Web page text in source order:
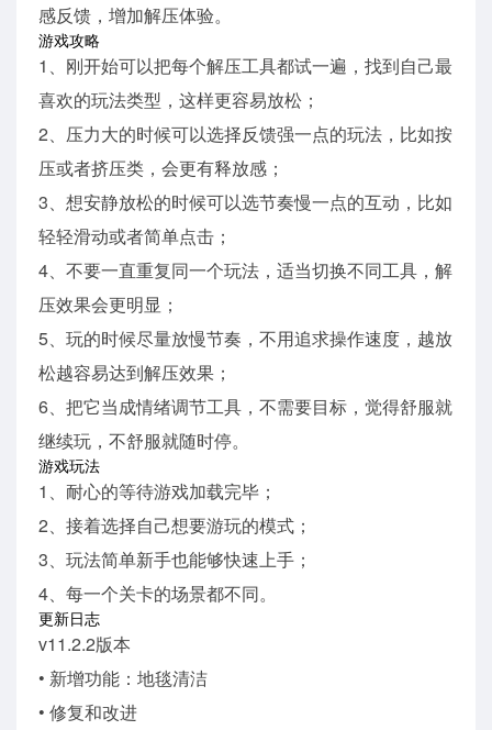
感反馈，增加解压体验。
游戏攻略
1、刚开始可以把每个解压工具都试一遍，找到自己最
喜欢的玩法类型，这样更容易放松；
2、压力大的时候可以选择反馈强一点的玩法，比如按
压或者挤压类，会更有释放感；
3、想安静放松的时候可以选节奏慢一点的互动，比如
轻轻滑动或者简单点击；
4、不要一直重复同一个玩法，适当切换不同工具，解
压效果会更明显；
5、玩的时候尽量放慢节奏，不用追求操作速度，越放
松越容易达到解压效果；
6、把它当成情绪调节工具，不需要目标，觉得舒服就
继续玩，不舒服就随时停。
游戏玩法
1、耐心的等待游戏加载完毕；
2、接着选择自己想要游玩的模式；
3、玩法简单新手也能够快速上手；
4、每一个关卡的场景都不同。
更新日志
v11.2.2版本
• 新增功能：地毯清洁
• 修复和改进